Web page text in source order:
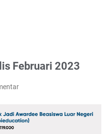
Februari 2023